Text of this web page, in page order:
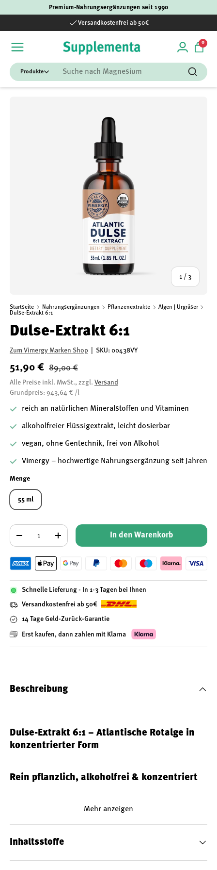
Premium-Nahrungsergänzungen seit 1990
Versandkostenfrei ab 50€
Einloggen
00
Suchen
Suchen
1 / von
3
Startseite Nahrungsergänzungen Pflanzenextrakte
Algen | Urgräser
Dulse-Extrakt 6:1
Dulse-Extrakt 6:1
Zum Vimergy Marken Shop SKU: 00438VY
51,90 € 89,00 €
Alle Preise inkl. MwSt., zzgl. Versand
Grundpreis: 943,64 € /l
reich an natürlichen Mineralstoffen und Vitaminen
alkoholfreier Flüssigextrakt, leicht dosierbar
vegan, ohne Gentechnik, frei von Alkohol
Vimergy – hochwertige Nahrungsergänzung seit Jahren
Menge
55 ml
Anzahl
+ In den Warenkorb
Schnelle Lieferung - In 1-3 Tagen bei Ihnen
Versandkostenfrei ab 50€
14 Tage Geld-Zurück-Garantie
Erst kaufen, dann zahlen mit Klarna
Beschreibung
Dulse-Extrakt 6:1 – Atlantische Rotalge in
konzentrierter Form
Rein pflanzlich, alkoholfrei & konzentriert
Ergänzung auf Basis der atlantischen Rotalge
palmata, besser bekannt als Dulse oder Lappentang. Der
Tagesportion – dies entspricht 1050 mg getrockneter Alge
Mehr anzeigen
Inhaltsstoffe